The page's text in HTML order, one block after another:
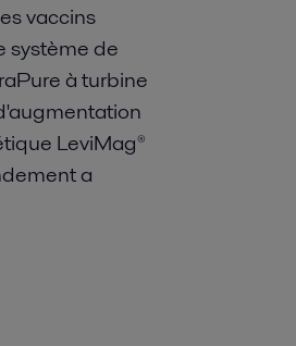
vaccins
système de
à turbine
LeviMag®
a